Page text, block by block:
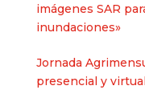
imágenes SAR
inundaciones»
Jornada
presencial y